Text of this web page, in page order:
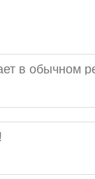
в обычном